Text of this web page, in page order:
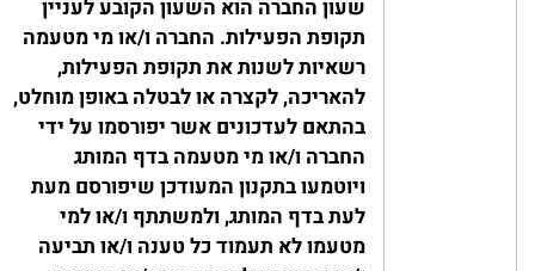
שעון החברה הוא השעון הקובע לעניין
תקופת הפעילות. החברה ו/או מי מטעמה
רשאיות לשנות את תקופת הפעילות,
להאריכה, לקצרה או לבטלה באופן מוחלט,
בהתאם לעדכונים אשר יפורסמו על ידי
החברה ו/או מי מטעמה בדף המותג
ויוטמעו בתקנון המעודכן שיפורסם מעת
לעת בדף המותג, ולמשתתף ו/או למי
מטעמו לא תעמוד כל טענה ו/או תביעה